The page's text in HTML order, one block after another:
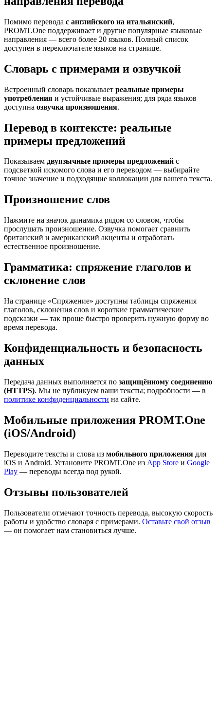
Помимо перевода с английского на итальянский,
PROMT.One поддерживает и другие популярные языковые
направления — всего более 20 языков. Полный список
доступен в переключателе языков на странице.
Словарь с примерами и озвучкой
Встроенный словарь показывает реальные примеры
употребления и устойчивые выражения; для ряда языков
доступна озвучка произношения.
Перевод в контексте: реальные
примеры предложений
Показываем двуязычные примеры предложений с
подсветкой искомого слова и его переводом — выбирайте
точное значение и подходящие коллокации для вашего текста.
Произношение слов
Нажмите на значок динамика рядом со словом, чтобы
прослушать произношение. Озвучка помогает сравнить
британский и американский акценты и отработать
естественное произношение.
Грамматика: спряжение глаголов и
склонение слов
На странице «Спряжение» доступны таблицы спряжения
глаголов, склонения слов и короткие грамматические
подсказки — так проще быстро проверить нужную форму во
время перевода.
Конфиденциальность и безопасность
данных
Передача данных выполняется по защищённому соединению
(HTTPS). Мы не публикуем ваши тексты; подробности — в
политике конфиденциальности на сайте.
Мобильные приложения PROMT.One
(iOS/Android)
Переводите тексты и слова из мобильного приложения для
iOS и Android. Установите PROMT.One из App Store и Google
Play — переводы всегда под рукой.
Отзывы пользователей
Пользователи отмечают точность перевода, высокую скорость
работы и удобство словаря с примерами. Оставьте свой отзыв
— он помогает нам становиться лучше.